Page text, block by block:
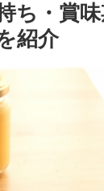
ち・賞
紹介